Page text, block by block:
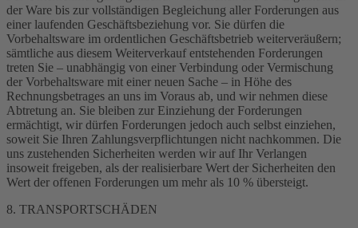
der Ware bis zur vollständigen Begleichung aller Forderungen aus
einer laufenden Geschäftsbeziehung vor. Sie dürfen die
Vorbehaltsware im ordentlichen Geschäftsbetrieb weiterveräußern;
sämtliche aus diesem Weiterverkauf entstehenden Forderungen
treten Sie – unabhängig von einer Verbindung oder Vermischung
der Vorbehaltsware mit einer neuen Sache – in Höhe des
Rechnungsbetrages an uns im Voraus ab, und wir nehmen diese
Abtretung an. Sie bleiben zur Einziehung der Forderungen
ermächtigt, wir dürfen Forderungen jedoch auch selbst einziehen,
soweit Sie Ihren Zahlungsverpflichtungen nicht nachkommen. Die
uns zustehenden Sicherheiten werden wir auf Ihr Verlangen
insoweit freigeben, als der realisierbare Wert der Sicherheiten den
Wert der offenen Forderungen um mehr als 10 % übersteigt.
8. TRANSPORTSCHÄDEN